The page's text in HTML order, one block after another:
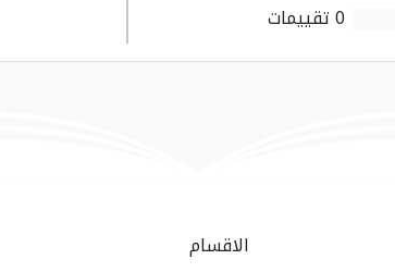
0 تقييمات
الاقسام